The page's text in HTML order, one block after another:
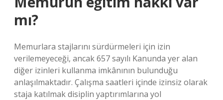
mı?
Memurlara stajlarını sürdürmeleri için izin
verilemeyeceği, ancak 657 sayılı Kanunda yer alan
diğer izinleri kullanma imkânının bulunduğu
anlaşılmaktadır. Çalışma saatleri içinde izinsiz olarak
staja katılmak disiplin yaptırımlarına yol